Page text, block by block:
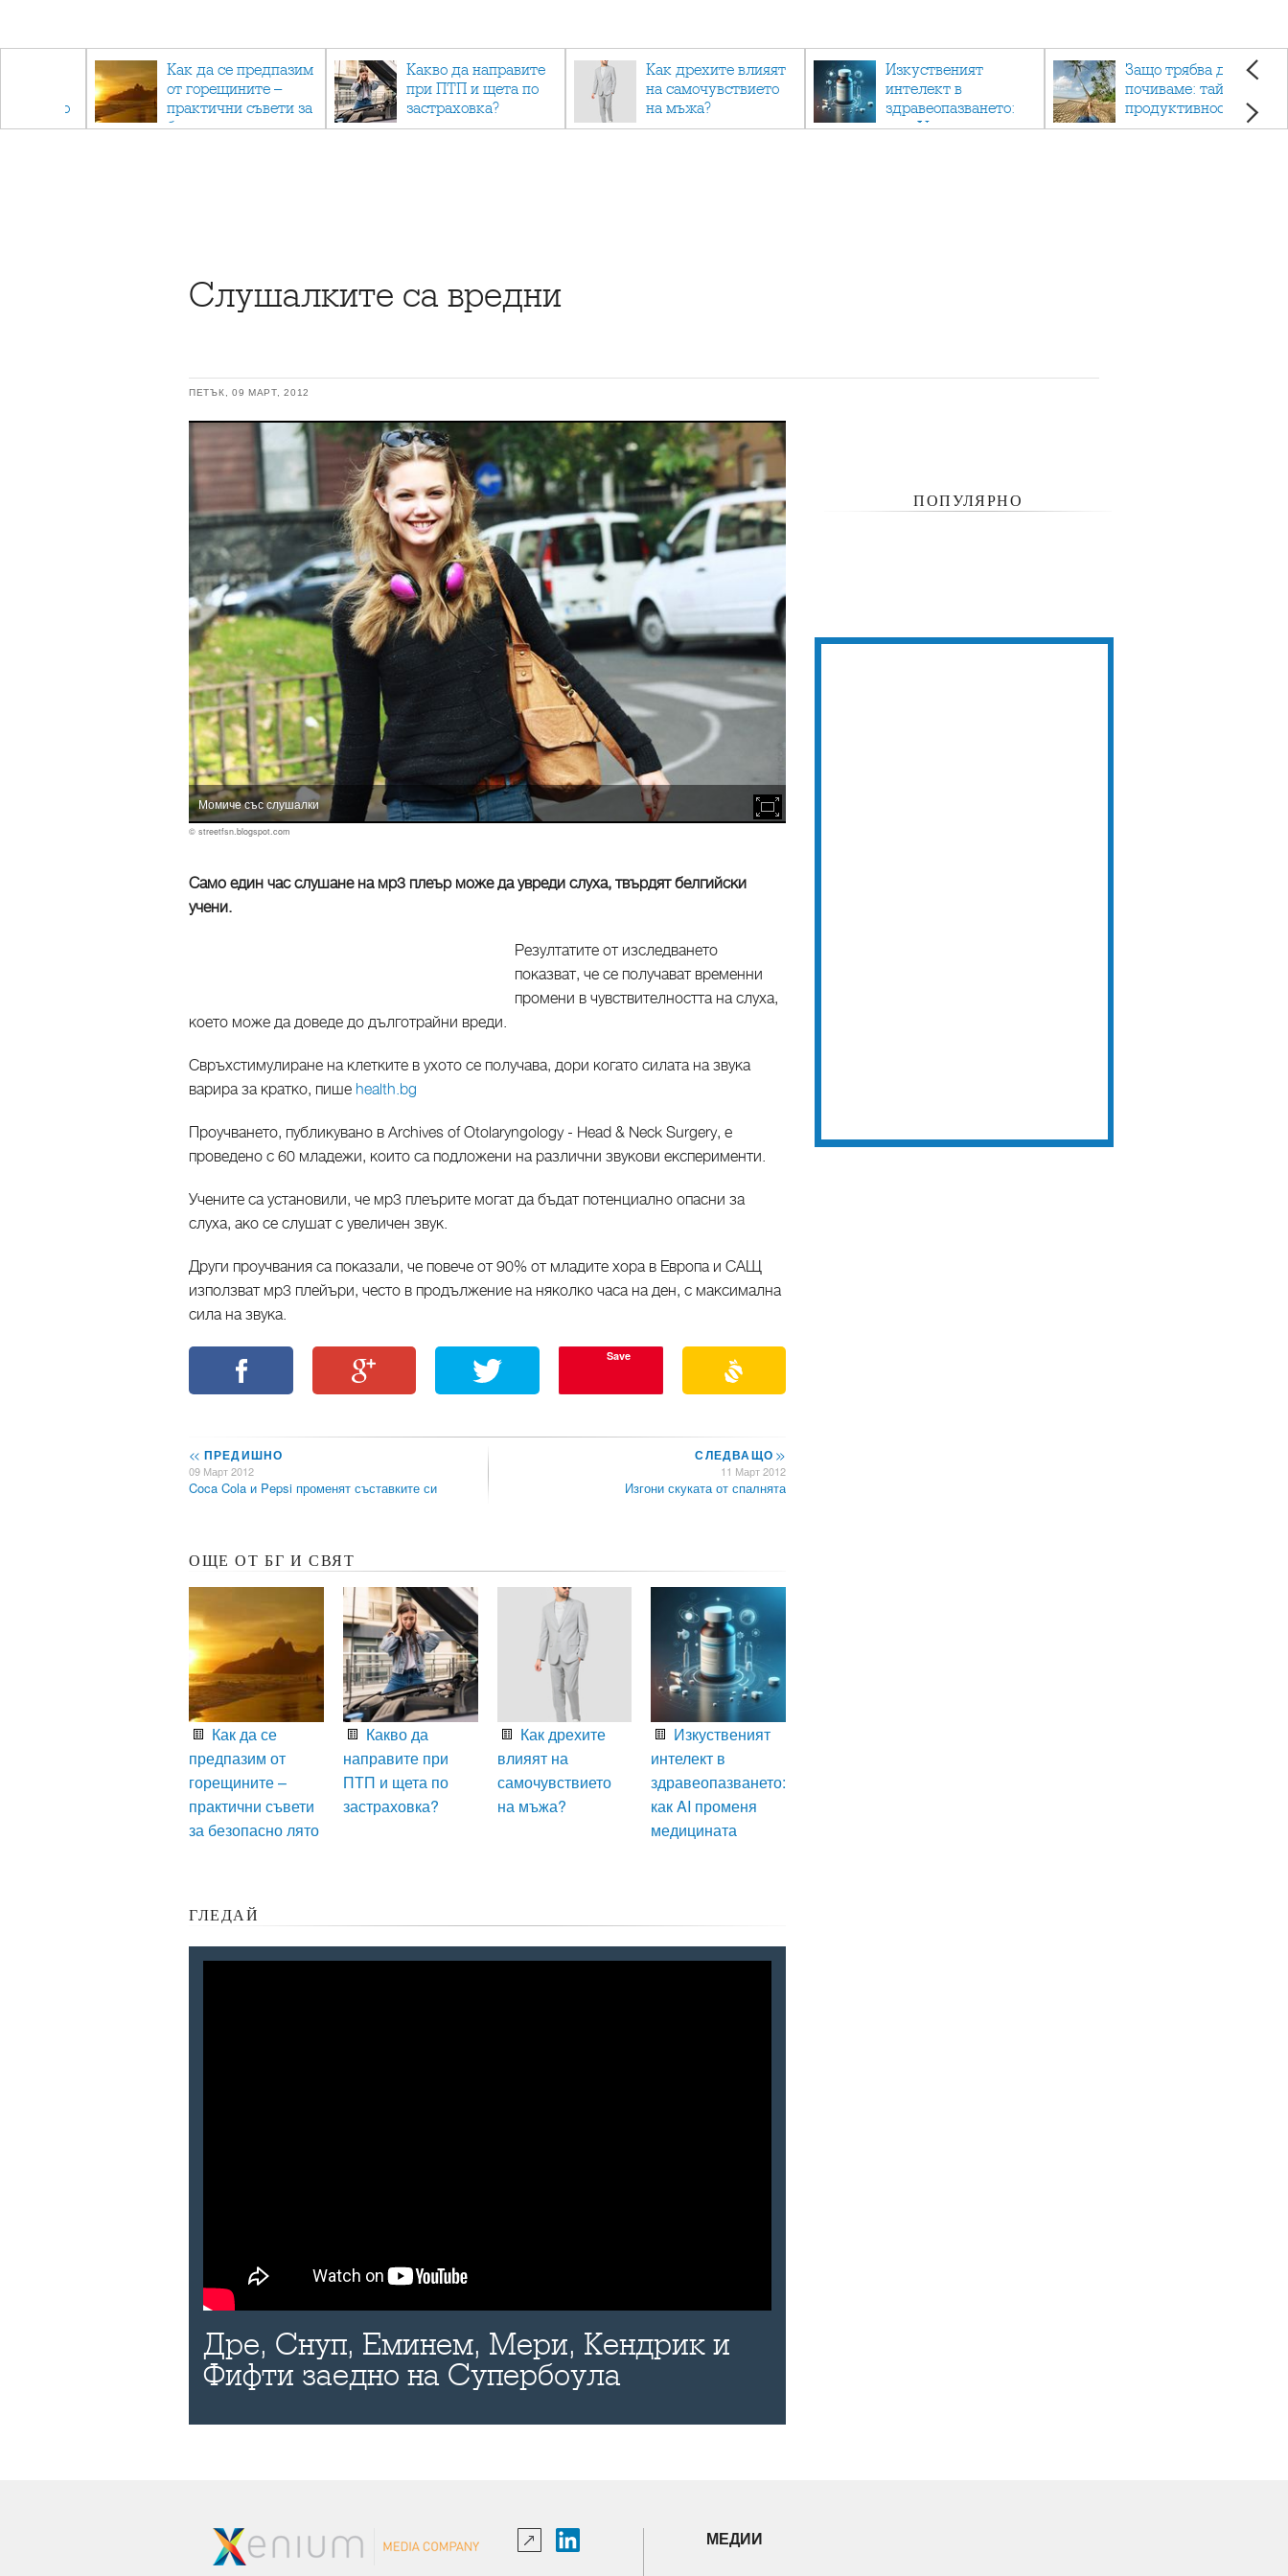
отново
Как да се предпазим
от горещините –
практични съвети за
безопасно лято
Какво да направите
при ПТП и щета по
застраховка?
Как дрехите влияят
на самочувствието
на мъжа?
Изкуственият
интелект в
здравеопазването:
как AI променя
Защо трябва да си
почиваме: тайната на
продуктивността,
здравето и добрия
Слушалките са вредни
ПЕТЪК, 09 МАРТ, 2012
Момиче със слушалки
© streetfsn.blogspot.com
Само един час слушане на мр3 плеър може да увреди слуха, твърдят белгийски
учени.
Резултатите от изследването
показват, че се получават временни
промени в чувствителността на слуха,
което може да доведе до дълготрайни вреди.
Свръхстимулиране на клетките в ухото се получава, дори когато силата на звука
варира за кратко, пише health.bg
Проучването, публикувано в Archives of Otolaryngology - Head & Neck Surgery, е
проведено с 60 младежи, които са подложени на различни звукови експерименти.
Учените са установили, че мр3 плеърите могат да бъдат потенциално опасни зa
слуха, ако се слушат с увеличен звук.
Други проучвания са показали, че повече от 90% от младите хора в Европа и САЩ
използват мр3 плейъри, често в продължение на няколко часа на ден, с максимална
сила на звука.
Save
<< ПРЕДИШНО
09 Март 2012
Coca Cola и Pepsi променят съставките си
СЛЕДВАЩО>>
11 Март 2012
Изгони скуката от спалнята
ОЩЕ ОТ БГ И СВЯТ
Как да се
предпазим от
горещините –
практични съвети
за безопасно лято
Какво да
направите при
ПТП и щета по
застраховка?
Как дрехите
влияят на
самочувствието
на мъжа?
Изкуственият
интелект в
здравеопазването:
как AI променя
медицината
ГЛЕДАЙ
Дре, Снуп, Еминем, Мери, Кендрик и
Фифти заедно на Супербоула
ПОПУЛЯРНО
МЕДИИ